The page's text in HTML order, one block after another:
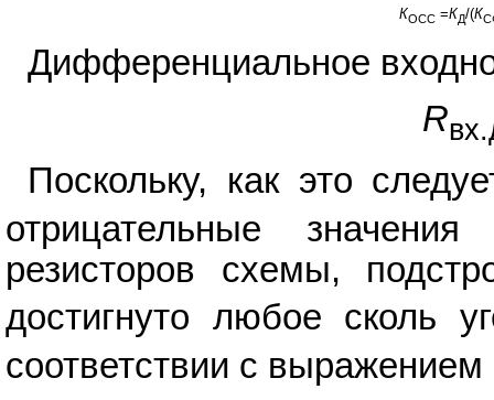
КОСС =КД/(К
Дифференциальное
R
Поскольку, как это
отрицательные
резисторов схемы,
достигнуто любое сколь
соответствии с выражением